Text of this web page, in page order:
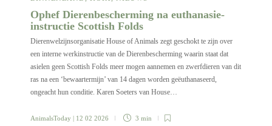
Ophef Dierenbescherming na euthanasie-
instructie Scottish Folds
Dierenwelzijnsorganisatie House of Animals zegt geschokt te zijn over
een interne werkinstructie van de Dierenbescherming waarin staat dat
asielen geen Scottish Folds meer mogen aannemen en zwerfdieren van dit
ras na een ‘bewaartermijn’ van 14 dagen worden geëuthanaseerd,
ongeacht hun conditie. Karen Soeters van House…
AnimalsToday | 12 02 2026 3 min